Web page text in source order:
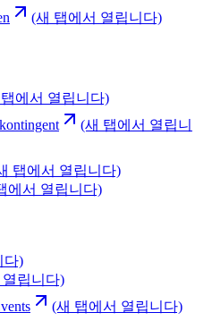
(새 탭에서 열립니다)
에서 열립니다)
(새 탭에서 열립니
탭에서 열립니다)
에서 열립니다)
다)
립니다)
(새 탭에서 열립니다)